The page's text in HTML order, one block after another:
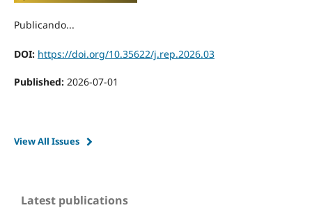
Publicando...
DOI: https://doi.org/10.35622/j.rep.2026.03
Published: 2026-07-01
View All Issues
Latest publications